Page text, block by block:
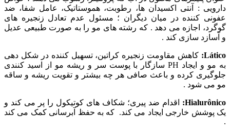
دارویی : آنتی اکسیدان ها، رطوبت، هموستاتیک، عامل شفا، ضد
عفونی کننده در میان دیگران ؛ مسئول عدم تعادل زنجیره های
گوگرد، اجازه می دهد . که رشته های مو را به صورت طبیعی عدیل
و آسازد سازی کند .
Lático: کاهش مقاومت زنجیره کراتین، تسهیل کننده در شکل دهی
به مو و ایجاد PH سازگار با پوست سر و ریشه مو از اسید کنندی
جلوگیری کرده و باعث صافی هر چه بیشتر و تقویت ریشه و ساقه
مو می شود .
Hialurônico:
اقدام ضد پیری؛ شکاف های کوتیکول را پر می کند و
یک پوشش خارجی ایجاد می کند. که به حفظ آبرسانی کمک می کند
.